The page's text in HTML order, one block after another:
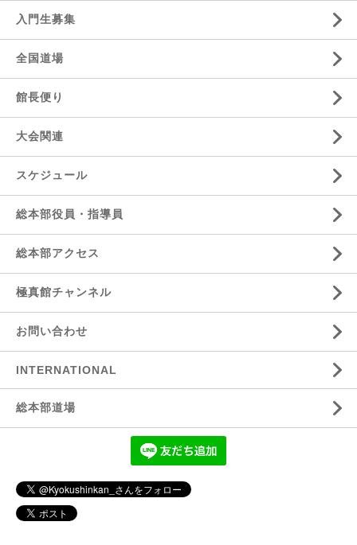
入門生募集
全国道場
館長便り
大会関連
スケジュール
総本部役員・指導員
総本部アクセス
極真館チャンネル
お問い合わせ
INTERNATIONAL
総本部道場